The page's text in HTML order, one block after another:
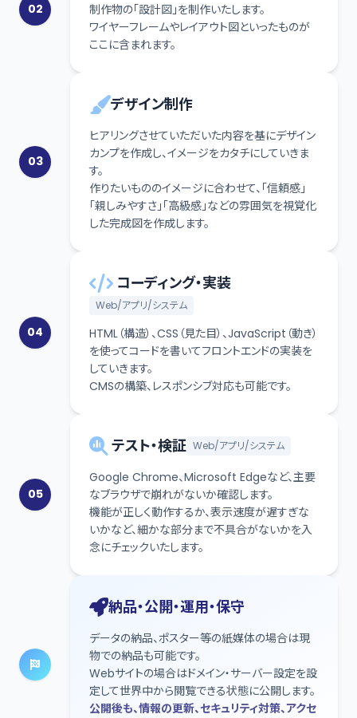
02
制作物の「設計図」を制作いたします。
ワイヤーフレームやレイアウト図といったものが
ここに含まれます。
03
デザイン制作
ヒアリングさせていただいた内容を基にデザイン
カンプを作成し、イメージをカタチにしていきま
す。
作りたいもののイメージに合わせて、「信頼感」
「親しみやすさ」「高級感」などの雰囲気を視覚化
した完成図を作成します。
04
コーディング・実装
Web/アプリ/システム
HTML（構造）、CSS（見た目）、JavaScript（動き）
を使ってコードを書いてフロントエンドの実装を
していきます。
CMSの構築、レスポンシブ対応も可能です。
05
テスト・検証 Web/アプリ/システム
Google Chrome、Microsoft Edgeなど、主要
なブラウザで崩れがないか確認します。
機能が正しく動作するか、表示速度が遅すぎな
いかなど、細かな部分まで不具合がないかを入
念にチェックいたします。
納品・公開・運用・保守
データの納品、ポスター等の紙媒体の場合は現
物での納品も可能です。
Webサイトの場合はドメイン・サーバー設定を設
定して世界中から閲覧できる状態に公開します。
公開後も、情報の更新、セキュリティ対策、アクセ